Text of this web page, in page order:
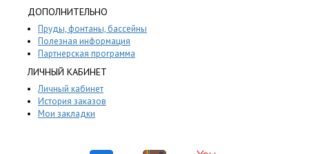
ДОПОЛНИТЕЛЬНО
Пруды, фонтаны, бассейны
Полезная информация
Партнерская программа
ЛИЧНЫЙ КАБИНЕТ
Личный кабинет
История заказов
Мои закладки